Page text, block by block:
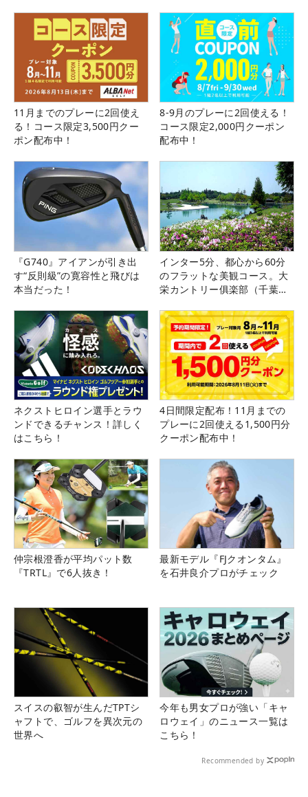
11月までのプレーに2回使え
る！コース限定3,500円クー
ポン配布中！
8-9月のプレーに2回使える！
コース限定2,000円クーポン
配布中！
『G740』アイアンが引き出
す“反則級”の寛容性と飛びは
本当だった！
インター5分、都心から60分
のフラットな美観コース。大
栄カントリー俱楽部（千葉
ネクストヒロイン選手とラウ
ンドできるチャンス！詳しく
はこちら！
4日間限定配布！11月までの
プレーに2回使える1,500円分
クーポン配布中！
仲宗根澄香が平均パット数
『TRTL』で6人抜き！
最新モデル『FJクオンタム』
を石井良介プロがチェック
スイスの叡智が生んだTPTシ
ャフトで、ゴルフを異次元の
世界へ
今年も男女プロが強い「キャ
ロウェイ」のニュース一覧は
こちら！
Recommended by